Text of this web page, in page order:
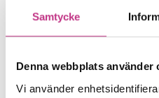
Samtycke
Denna webbplats använder
Vi använder
att hitta nästa
En djupdykning bland
4 MIN LÄSTID : 21 FEB 2025